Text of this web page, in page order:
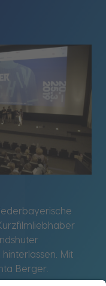
Mit
Berger.